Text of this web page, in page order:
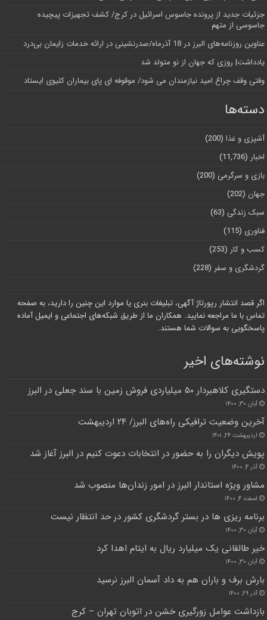
جزئیات جدید از پرونده جاسوس اسرائیل در کرج/‌ کشف تجهیزات پیچیده
جاسوسی از متهم
عناوین روزنامه‌های البرز در ‌18 آذرماه/صدرنشینی در ارائه خدمات زایمان بی‌درد
یادداشت| روزی که جهان از نو متولد شد
وقتی وقف چراغ امید نیازمندان می شود/ موقوفه ای پای بیماران کلیوی ایستاد
دسته‌ها
آشپزی و غذا (200)
اخبار (11,736)
بازی و سرگرمی (200)
جهان (202)
سبک زندگی (63)
فناوری (115)
کسب و کار (253)
گردشگری و سفر (228)
اگر قصد انتشار رپورتاژ آگهی، تبلیغات بنری یا موارد این چنین را دارید، به صفحه
تماس با ما مراجعه نمایید. همکاران ما از طریق شبکه‌های اجتماعی و ایمیل آماده
پاسخگویی به سوالات شما هستند.
نوشته‌های اخیر
دستگیری کلاهبردار ۵۰ میلیاردی فروش زمین با سند جعلی در البرز
آبان ۳۰, ۱۴۰۰
آخرین وضعیت ترافیکی راه‌های البرز/ ۲۴ اردیبهشت
اردیبهشت ۲۴, ۱۴۰۱
پویش دیگران را به حضور در انتخابات دعوت کنیم در البرز آغاز شد
آذر ۴, ۱۴۰۰
مشاور ویژه استاندار البرز در امور زندان‌ها منصوب شد
اسفند ۴, ۱۴۰۰
برنامه ریزی ها در بستر گردشگری کشور در حد انتظار نیست
آبان ۳۰, ۱۴۰۰
خیر طالقانی یک میلیارد ریال به ایتام اهدا کرد
آبان ۳۰, ۱۴۰۰
بارش برف و باران هم به داد آسمان البرز نرسید
آذر ۲۹, ۱۴۰۰
بازداشت عوامل زورگیری خشن در اتوبان تهران – کرج